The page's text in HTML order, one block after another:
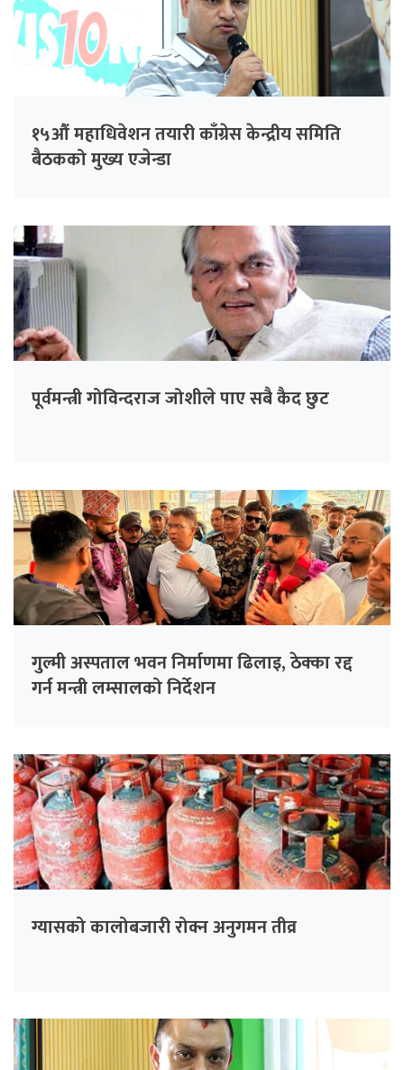
१५औं महाधिवेशन तयारी काँग्रेस केन्द्रीय समिति
बैठकको मुख्य एजेन्डा
पूर्वमन्त्री गोविन्दराज जोशीले पाए सबै कैद छुट
गुल्मी अस्पताल भवन निर्माणमा ढिलाइ, ठेक्का रद्द
गर्न मन्त्री लम्सालको निर्देशन
ग्यासको कालोबजारी रोक्न अनुगमन तीव्र